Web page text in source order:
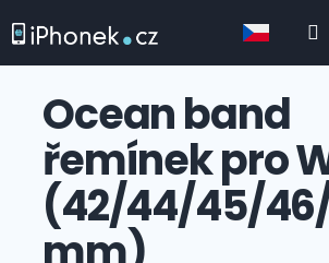
obsahOcean band
řemínek pro
(42/44/45/